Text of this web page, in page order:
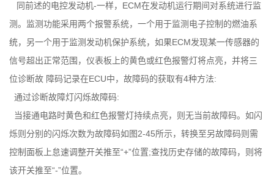
同前述的电控发动机-一样，ECM在发动机运行期间对系统进行监
测。监测功能采用两个报警系统，一个用于监测电子控制的燃油系
统，另一个用于监测发动机保护系统，如果ECM发现某一传感器的
信号超出正常范围，仪表板上的黄色或红色报警灯将点亮，并将三
位诊断故 障码记录在ECU中，故障码的获取有4种方法:
通过诊断故障灯闪烁故障码:
当接通电路时黄色和红色报警灯持续点亮，则无当前故障码。如闪
烁则分别的闪烁次数为故障码如图2-45所示，转换至另故障码则需
控制面板上怠速调整开关推至“+”位置;查找历史存储的故障码，则将
该开关推至“-”位置。